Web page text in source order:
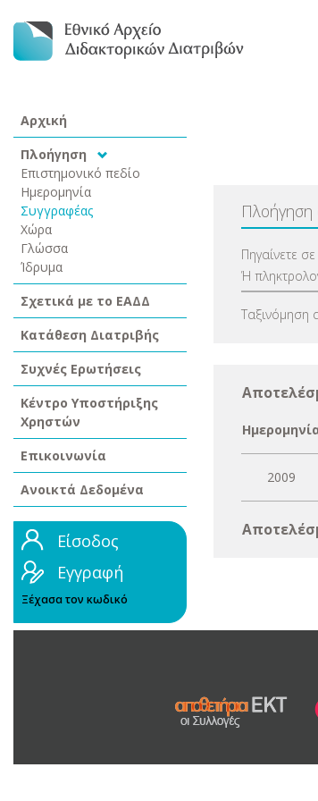
Αρχική
Πλοήγηση
Επιστημονικό πεδίο
Ημερομηνία
Συγγραφέας
Χώρα
Γλώσσα
Ίδρυμα
Σχετικά με το ΕΑΔΔ
Κατάθεση Διατριβής
Συχνές Ερωτήσεις
Κέντρο Υποστήριξης
Χρηστών
Επικοινωνία
Ανοικτά Δεδομένα
Είσοδος
Εγγραφή
Ξέχασα τον κωδικό
Πηγαίνετε
Ή
Ταξινόμηση
2009